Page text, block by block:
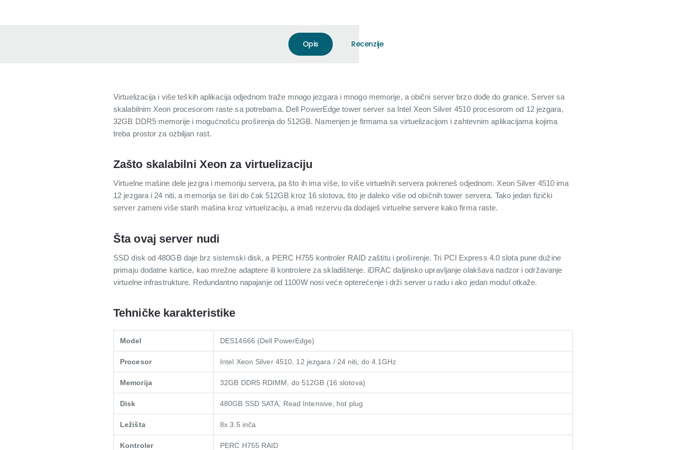
Opis Recenzije
Virtuelizacija i više teških aplikacija odjednom traže mnogo jezgara i mnogo memorije, a obični server brzo dođe do granice. Server sa
skalabilnim Xeon procesorom raste sa potrebama. Dell PowerEdge tower server sa Intel Xeon Silver 4510 procesorom od 12 jezgara,
32GB DDR5 memorije i mogućnošću proširenja do 512GB. Namenjen je firmama sa virtuelizacijom i zahtevnim aplikacijama kojima
treba prostor za ozbiljan rast.
Zašto skalabilni Xeon za virtuelizaciju
Virtuelne mašine dele jezgra i memoriju servera, pa što ih ima više, to više virtuelnih servera pokreneš odjednom. Xeon Silver 4510 ima
12 jezgara i 24 niti, a memorija se širi do čak 512GB kroz 16 slotova, što je daleko više od običnih tower servera. Tako jedan fizički
server zameni više starih mašina kroz virtuelizaciju, a imaš rezervu da dodaješ virtuelne servere kako firma raste.
Šta ovaj server nudi
SSD disk od 480GB daje brz sistemski disk, a PERC H755 kontroler RAID zaštitu i proširenje. Tri PCI Express 4.0 slota pune dužine
primaju dodatne kartice, kao mrežne adaptere ili kontrolere za skladištenje. iDRAC daljinsko upravljanje olakšava nadzor i održavanje
virtuelne infrastrukture. Redundantno napajanje od 1100W nosi veće opterećenje i drži server u radu i ako jedan modul otkaže.
Tehničke karakteristike
Model DES14666 (Dell PowerEdge)
Procesor Intel Xeon Silver 4510, 12 jezgara / 24 niti, do 4.1GHz
Memorija 32GB DDR5 RDIMM, do 512GB (16 slotova)
Disk 480GB SSD SATA, Read Intensive, hot plug
Ležišta 8x 3.5 inča
Kontroler PERC H755 RAID